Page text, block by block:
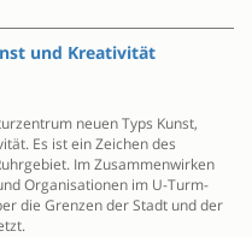
und Kreativität
neuen Typs Kunst,
Es ist ein Zeichen des
Im Zusammenwirken
Organisationen im U-Turm-
die Grenzen der Stadt und der